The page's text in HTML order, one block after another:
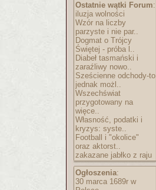
Ostatnie wątki Forum:
iluzja wolności
Wzór na liczby
parzyste i nie par..
Dogmat o Trójcy
Świętej - próba l..
Diabeł tasmański i
zaraźliwy nowo..
Sześcienne odchody-to
jednak możl..
Wszechświat
przygotowany na
więce..
Własność, podatki i
kryzys: syste..
Football i "okolice"
oraz aktorst..
zakazane jabłko z raju
Ogłoszenia:
30 marca 1689r w